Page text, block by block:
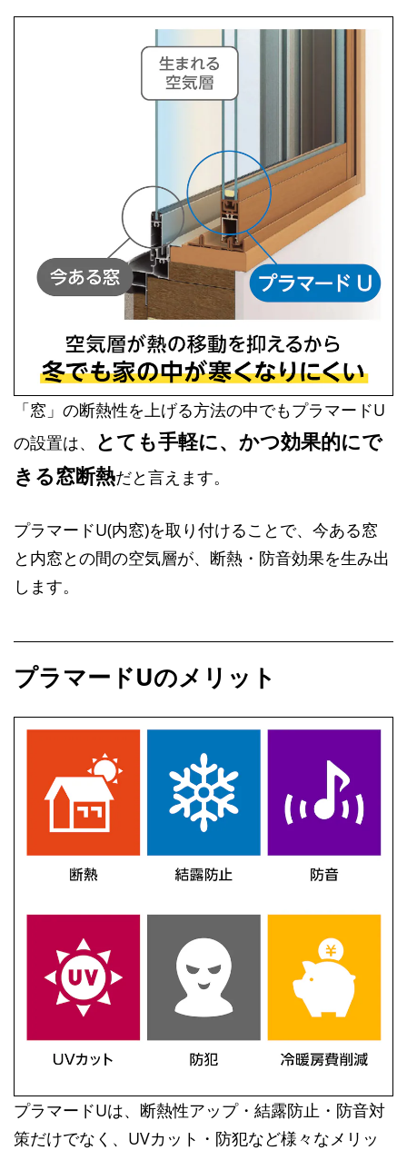
「窓」の断熱性を上げる方法の中でもプラマードU
の設置は、
とても手軽に、かつ効果的にで
きる窓断熱だと言えます。
プラマードU(内窓)を取り付けることで、今ある窓
と内窓との間の空気層が、断熱・防音効果を生み出
します。
プラマードUのメリット
プラマードUは、断熱性アップ・結露防止・防音対
策だけでなく、UVカット・防犯など様々なメリッ